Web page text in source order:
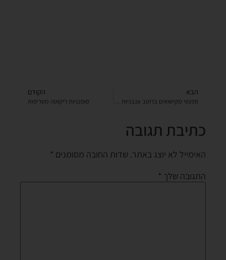
הבא
ספגטי מקישואים ברוטב עגבניות ושום
הקודם
סופגניות ריקוטה מטריפות
כתיבת תגובה
האימייל לא יוצג באתר. שדות החובה מסומנים *
התגובה שלך *